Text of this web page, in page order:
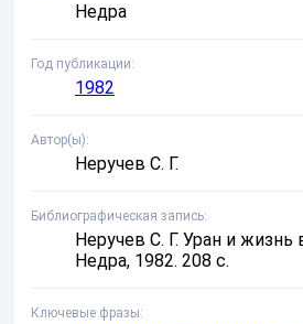
Недра
Год публикации
1982
Автор(ы)
Неручев С. Г.
Библиографическая запись
Неручев С. Г. Уран и жизнь
Недра, 1982. 208 с.
Ключевые фразы